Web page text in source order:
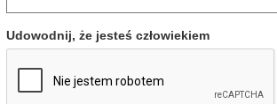
Udowodnij, że jesteś człowiekiem